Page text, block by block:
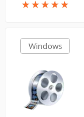
★★★★★
★★★★★
Windows